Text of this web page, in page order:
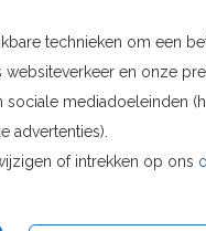
technieken om een
en onze
sociale mediadoeleinden
advertenties).
of intrekken op ons